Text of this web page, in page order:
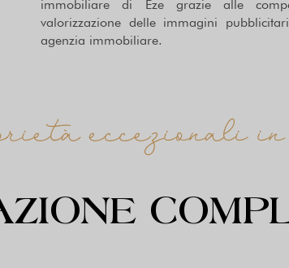
immobiliare di Eze grazie alle
valorizzazione delle immagini
agenzia immobiliare.
eccezionali